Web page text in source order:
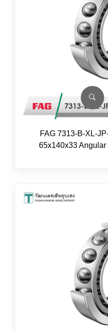
FAG 7313-B-XL-
65x140x33